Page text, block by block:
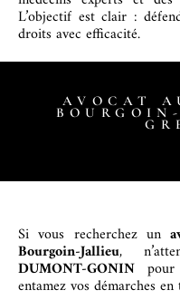
L’objectif est clair :
droits avec efficacité.
AVOCAT
Si vous recherchez un
Bourgoin-Jallieu,
DUMONT-GONIN
entamez vos démarches